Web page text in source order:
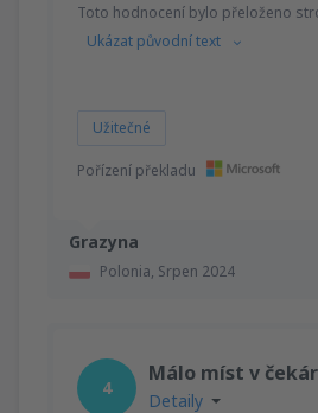
Grazyna
Polonia, Srpen 2024
Toto hodnocení bylo přeloženo
Ukázat původní text
Užitečné
Pořízení překladu
4
Málo míst v
Detaily